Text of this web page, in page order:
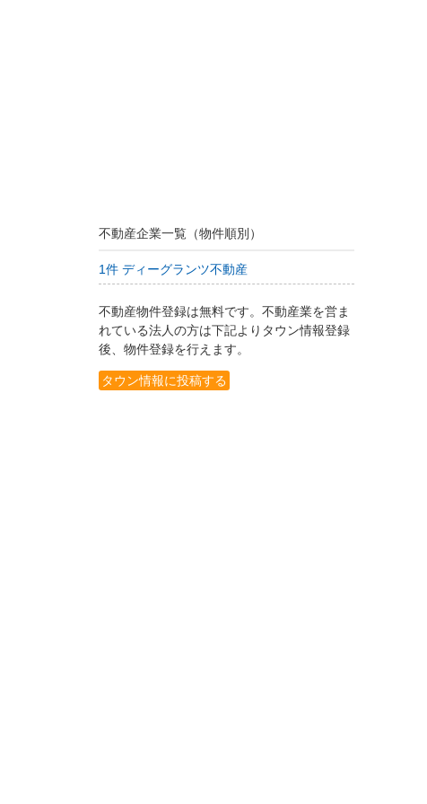
不動産企業一覧（物件順別）
1件 ディーグランツ不動産
不動産物件登録は無料です。不動産業を営ま
れている法人の方は下記よりタウン情報登録
後、物件登録を行えます。
タウン情報に投稿する